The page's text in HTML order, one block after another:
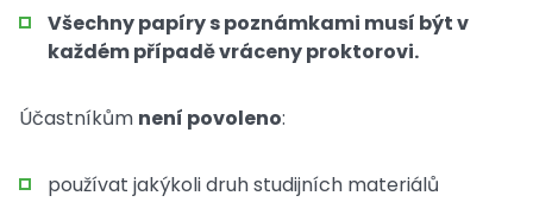
Všechny papíry s poznámkami musí být v
každém případě vráceny proktorovi.
Účastníkům není povoleno:
používat jakýkoli druh studijních materiálů